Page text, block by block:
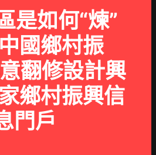
是如何“煉”
國鄉村振
翻修設計興
鄉村振興信
門戶